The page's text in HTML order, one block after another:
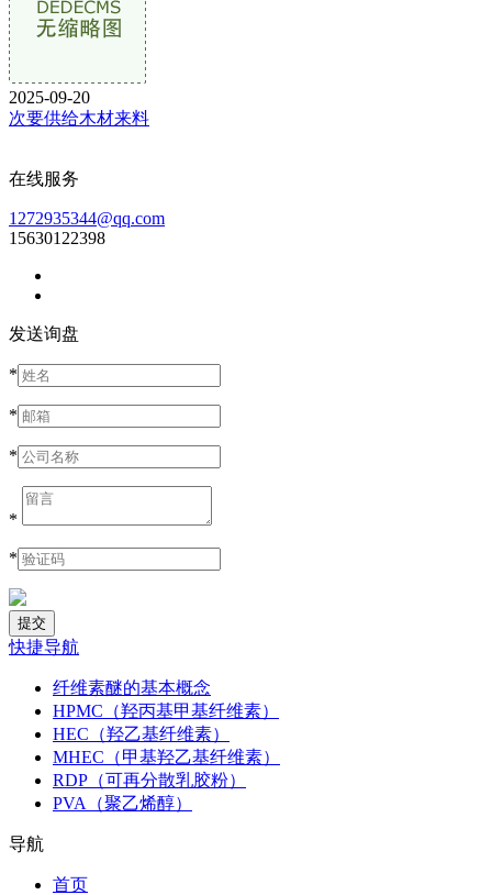
2025-09-20
次要供给木材来料
在线服务
1272935344@qq.com
15630122398
发送询盘
*
*
*
*
*
快捷导航
纤维素醚的基本概念
HPMC（羟丙基甲基纤维素）
HEC（羟乙基纤维素）
MHEC（甲基羟乙基纤维素）
RDP（可再分散乳胶粉）
PVA（聚乙烯醇）
导航
首页